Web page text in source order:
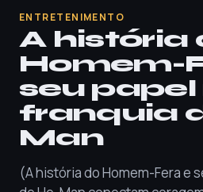
ENTRETENIMENTO
A história
Homem-
seu papel
franquia
Man
(A história do Homem-Fera e